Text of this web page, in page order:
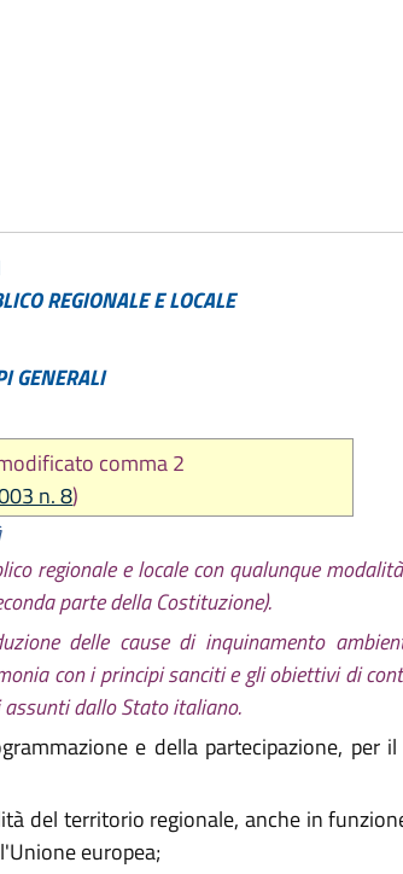
REGIONALE E LOCALE
GENERALI
comma 2
n. 8)
regionale e locale con qualunque
parte della Costituzione).
delle cause di inquinamento
con i principi sanciti e gli obiettivi di
dallo Stato italiano.
e della partecipazione, per
del territorio regionale, anche in
europea;